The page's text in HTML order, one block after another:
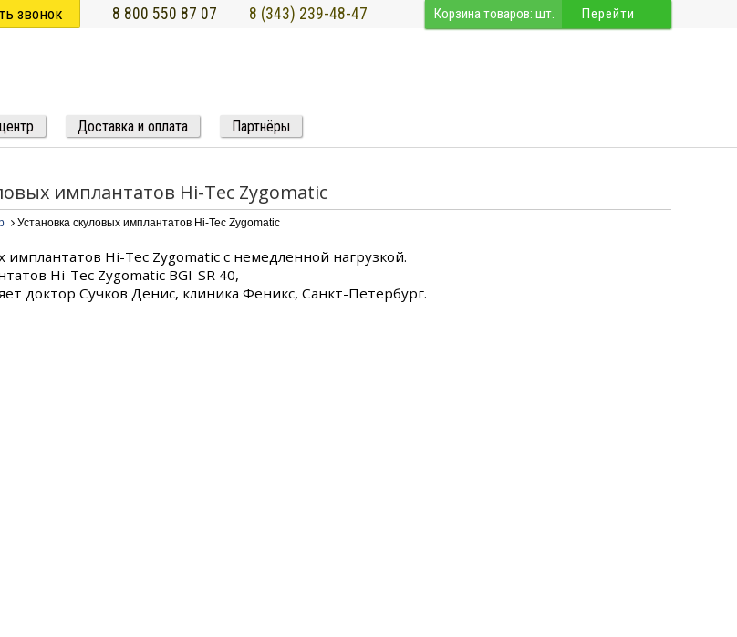
Перейти
Корзина товаров: шт.
звонок 8 800 550 87 07 8 (343) 239-48-47
Доставка и оплата Партнёры
имплантатов Hi-Tec Zygomatic
Установка скуловых имплантатов Hi-Tec Zygomatic
имплантатов Hi-Tec Zygomatic c немедленной нагрузкой.
Hi-Tec Zygomatic BGI-SR 40,
доктор Сучков Денис, клиника Феникс, Санкт-Петербург.